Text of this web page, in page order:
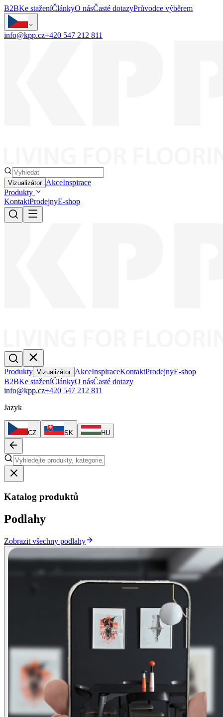
B2BKe staženíČlánkyO násČasté dotazyPrůvodce výběrem
info@kpp.cz+420 547 212 811
Vizualizátor AkceInspirace
Produkty
KontaktProdejnyE-shop
Produkty Vizualizátor AkceInspiraceKontaktProdejnyE-shop
B2BKe staženíČlánkyO násČasté dotazy
info@kpp.cz+420 547 212 811
Jazyk
CZ SK HU
Katalog produktů
Podlahy
Zobrazit všechny podlahy